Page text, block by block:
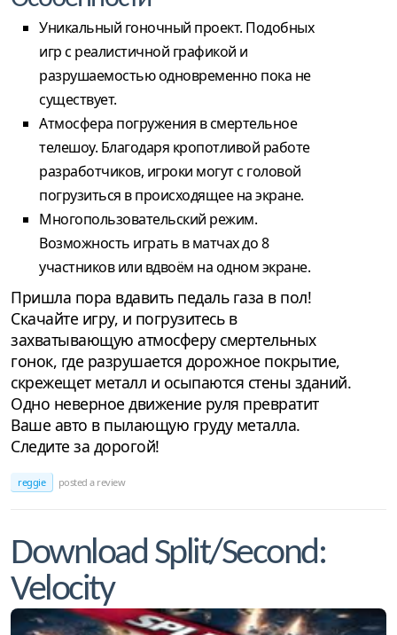
Уникальный гоночный проект. Подобных
игр с реалистичной графикой и
разрушаемостью одновременно пока не
существует.
Атмосфера погружения в смертельное
телешоу. Благодаря кропотливой работе
разработчиков, игроки могут с головой
погрузиться в происходящее на экране.
Многопользовательский режим.
Возможность играть в матчах до 8
участников или вдвоём на одном экране.
Пришла пора вдавить педаль газа в пол!
Скачайте игру, и погрузитесь в
захватывающую атмосферу смертельных
гонок, где разрушается дорожное покрытие,
скрежещет металл и осыпаются стены зданий.
Одно неверное движение руля превратит
Ваше авто в пылающую груду металла.
Следите за дорогой!
reggie posted a review
Download Split/Second:
Velocity